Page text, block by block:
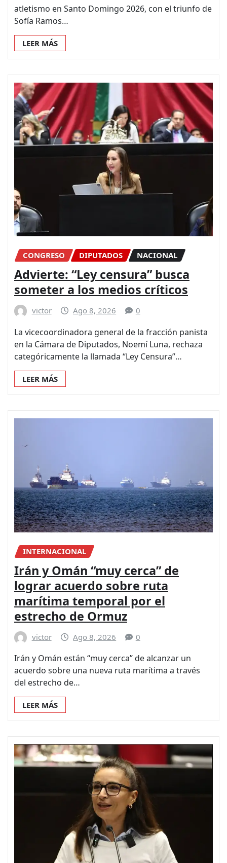
atletismo en Santo Domingo 2026, con el triunfo de
Sofía Ramos…
LEER MÁS
CONGRESO DIPUTADOS NACIONAL
Advierte: “Ley censura” busca
someter a los medios críticos
victor Ago 8, 2026 0
La vicecoordinadora general de la fracción panista
en la Cámara de Diputados, Noemí Luna, rechaza
categóricamente la llamada “Ley Censura”…
LEER MÁS
INTERNACIONAL
Irán y Omán “muy cerca” de
lograr acuerdo sobre ruta
marítima temporal por el
estrecho de Ormuz
victor Ago 8, 2026 0
Irán y Omán ⁠están “muy cerca” de alcanzar un
acuerdo sobre ⁠una nueva ruta ⁠marítima a través
del estrecho de…
LEER MÁS